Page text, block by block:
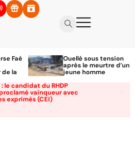
Faé
la
Ouellé sous tension
après le meurtre d’un
jeune homme
le candidat du RHDP
vainqueur avec
exprimés (CEI)